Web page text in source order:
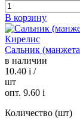
В корзину
Сальник
в наличии
10.40 i /
шт
опт. 9.60 i
Количество (шт)